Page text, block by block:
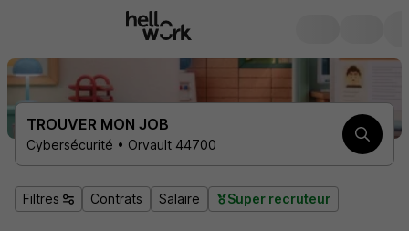
TROUVER MON JOB
Cybersécurité • Orvault 44700
Filtres Contrats Salaire Super recruteur